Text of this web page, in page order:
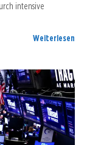
intensive
Weiterlesen